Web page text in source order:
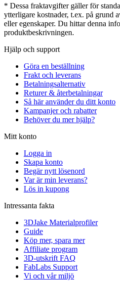
* Dessa fraktavgifter gäller för
ytterligare kostnader, t.ex. på grund
eller egenskaper. Du hittar denna
produktbeskrivningen.
Hjälp och support
Göra en beställning
Frakt och leverans
Betalningsalternativ
Returer & återbetalningar
Så här använder du ditt konto
Kampanjer och rabatter
Behöver du mer hjälp?
Mitt konto
Logga in
Skapa konto
Begär nytt lösenord
Var är min leverans?
Lös in kupong
Intressanta fakta
3DJake Materialprofiler
Guide
Köp mer, spara mer
Affiliate program
3D-utskrift FAQ
FabLabs Support
Vi och vår miljö